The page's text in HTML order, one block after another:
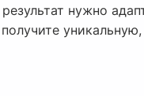
нужно